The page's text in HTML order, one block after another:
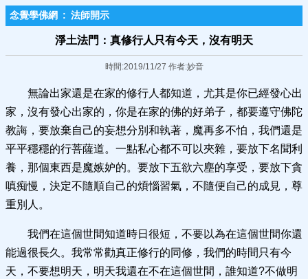
念覺學佛網 : 法師開示
淨土法門：真修行人只有今天，沒有明天
時間:2019/11/27 作者:妙音
無論出家還是在家的修行人都知道，尤其是你已經發心出
家，沒有發心出家的，你是在家的佛的好弟子，都要遵守佛陀
教誨，要放棄自己的妄想分別和執著，魔再多不怕，我們還是
平平穩穩的行菩薩道。一點私心都不可以夾雜，要放下名聞利
養，那個東西是魔嫉妒的。要放下五欲六塵的享受，要放下貪
嗔痴慢，決定不隨順自己的煩惱習氣，不隨便自己的成見，尊
重別人。
我們在這個世間知道時日很短，不要以為在這個世間你還
能過很長久。我常常勸真正修行的同修，我們的時間只有今
天，不要想明天，明天我還在不在這個世間，誰知道?不做明